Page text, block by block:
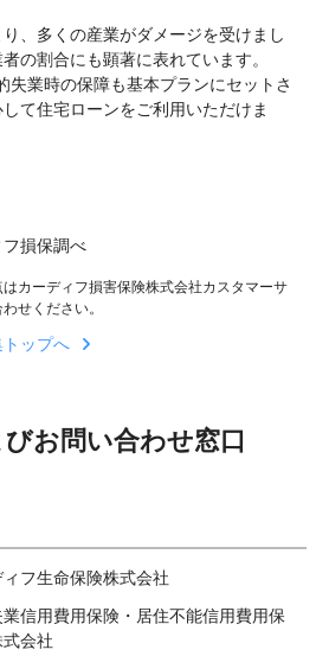
、多くの産業がダメージを受けまし
の割合にも顕著に表れています。
失業時の保障も基本プランにセットさ
て住宅ローンをご利用いただけま
損保調べ
カーディフ損害保険株式会社カスタマーサ
せください。
ップへ
お問い合わせ窓口
フ生命保険株式会社
信用費用保険・居住不能信用費用保
会社